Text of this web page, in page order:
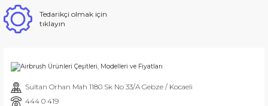
Tedarikçi olmak için
tıklayın
Sultan Orhan Mah 1180 Sk No 33/A Gebze / Kocaeli
444 0 419